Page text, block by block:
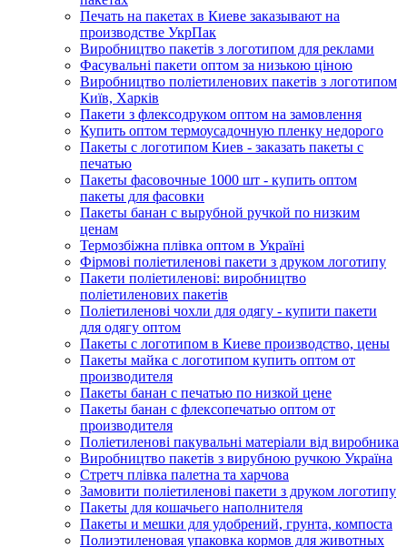
Печать на пакетах в Киеве заказывают на
производстве УкрПак
Виробництво пакетів з логотипом для реклами
Фасувальні пакети оптом за низькою ціною
Виробництво поліетиленових пакетів з логотипом
Київ, Харків
Пакети з флексодруком оптом на замовлення
Купить оптом термоусадочную пленку недорого
Пакеты с логотипом Киев - заказать пакеты с
печатью
Пакеты фасовочные 1000 шт - купить оптом
пакеты для фасовки
Пакеты банан с вырубной ручкой по низким
ценам
Термозбіжна плівка оптом в Україні
Фірмові поліетиленові пакети з друком логотипу
Пакети поліетиленові: виробництво
поліетиленових пакетів
Поліетиленові чохли для одягу - купити пакети
для одягу оптом
Пакеты с логотипом в Киеве производство, цены
Пакеты майка с логотипом купить оптом от
производителя
Пакеты банан с печатью по низкой цене
Пакеты банан с флексопечатью оптом от
производителя
Поліетиленові пакувальні матеріали від виробника
Виробництво пакетів з вирубною ручкою Україна
Стретч плівка палетна та харчова
Замовити поліетиленові пакети з друком логотипу
Пакеты для кошачьего наполнителя
Пакеты и мешки для удобрений, грунта, компоста
Полиэтиленовая упаковка кормов для животных